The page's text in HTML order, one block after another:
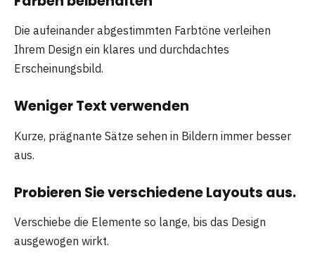
Die aufeinander abgestimmten Farbtöne verleihen
Ihrem Design ein klares und durchdachtes
Erscheinungsbild.
Weniger Text verwenden
Kurze, prägnante Sätze sehen in Bildern immer besser
aus.
Probieren Sie verschiedene Layouts aus.
Verschiebe die Elemente so lange, bis das Design
ausgewogen wirkt.